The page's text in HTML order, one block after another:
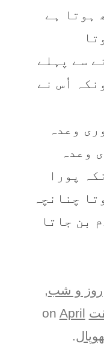
ہوتا ہے
سے پہلے
اُس نے
وعدہ
وعدہ
پورا
چنانچہ
بن جاتا
روز و شب,
April
.